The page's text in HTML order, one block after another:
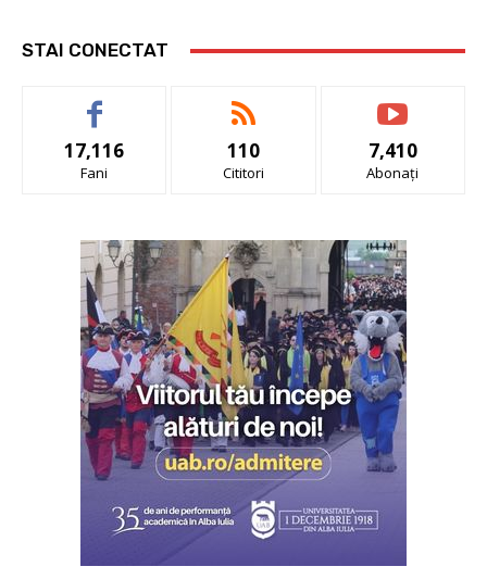
STAI CONECTAT
17,116
Fani
110
Cititori
7,410
Abonați